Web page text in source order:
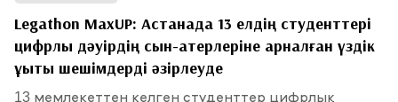
Legathon MaxUP: Астанада 13 елдің студенттері
цифрлық дәуірдің сын-қатерлеріне арналған үздік
құқықтық шешімдерді әзірлеуде
13 мемлекеттен келген студенттер цифрлық